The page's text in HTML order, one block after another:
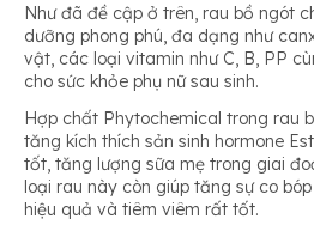
Như đã đề cập ở trên, rau bồ ngót
dưỡng phong phú, đa dạng như
vật, các loại vitamin như C, B, PP
cho sức khỏe phụ nữ sau sinh.
Hợp chất Phytochemical trong rau
tăng kích thích sản sinh hormone
tốt, tăng lượng sữa mẹ trong giai
loại rau này còn giúp tăng sự co
hiệu quả và tiêm viêm rất tốt.